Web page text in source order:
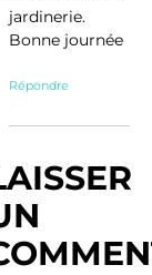
jardinerie.
Bonne journée
Répondre